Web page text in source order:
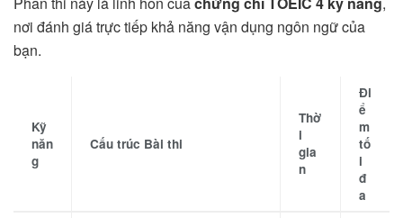
nơi đánh giá trực tiếp khả năng vận dụng ngôn ngữ của
bạn.
Kỹ
năn
g
Cấu trúc Bài thi
Thờ
i
gia
n
Đi
ể
m
tố
i
đ
a